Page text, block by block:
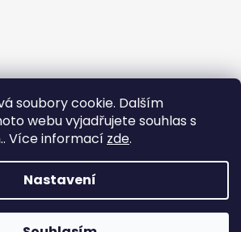
soubory cookie. Dalším
webu vyjadřujete souhlas s
Více informací zde.
Nastavení